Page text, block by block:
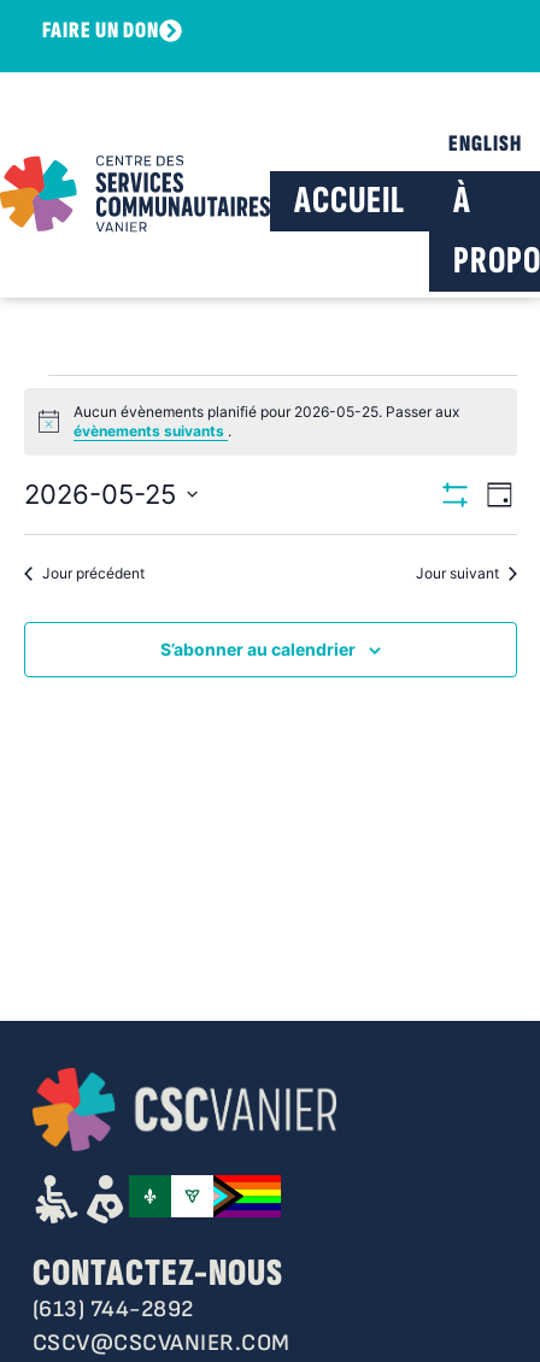
FAIRE UN DON
ENGLISH
ACCUEIL
À
Notice
Aucun évènements planifié pour 2026-05-25. Passer aux
évènements suivants .
parde
Jour
2026-05-25
une
date.Jour précédent Jour suivant
S’abonner au calendrier
CONTACTEZ-NOUS
(613) 744-2892
CSCV@CSCVANIER.COM